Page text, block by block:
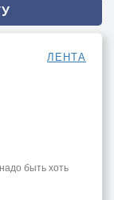
ЛЕНТА
быть хоть